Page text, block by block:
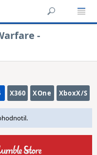
-
X360 XOne XboxX/S